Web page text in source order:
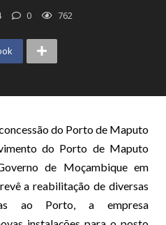
0 762
do Porto de Maputo
do Porto de Maputo
de Moçambique em
a reabilitação de diversas
ao Porto, a empresa